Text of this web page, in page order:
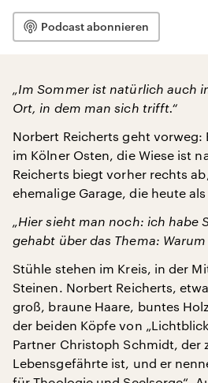
Podcast abonnieren
„Im Sommer ist natürlich auch
Ort, in dem man sich trifft.“
Norbert Reicherts geht vorweg:
im Kölner Osten, die Wiese ist
Reicherts biegt vorher rechts
ehemalige Garage, die heute
„Hier sieht man noch: ich habe
gehabt über das Thema:
Stühle stehen im Kreis, in der
Steinen. Norbert Reicherts,
groß, braune Haare, buntes
der beiden Köpfe von
Partner Christoph Schmidt, der
Lebensgefährte ist, und er